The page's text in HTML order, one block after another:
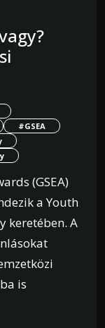
#GSEA
(GSEA)
a Youth
keretében. A
is